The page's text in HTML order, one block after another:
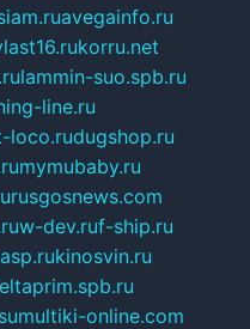
avegainfo.ru
korru.net
lammin-suo.spb.ru
line.ru
loco.rudugshop.ru
mymubaby.ru
rusgosnews.com
w-dev.ruf-ship.ru
kinosvin.ru
multiki-online.com